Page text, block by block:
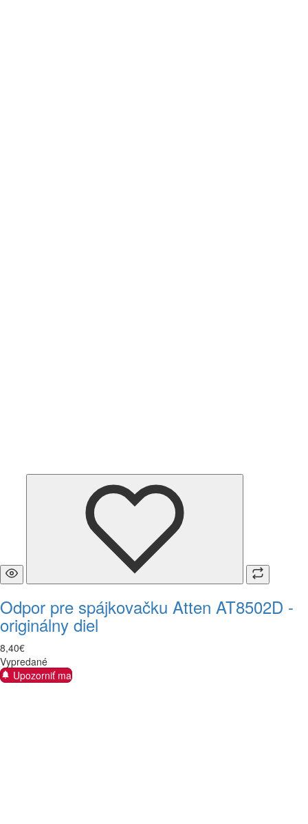
Odpor pre spájkovačku Atten AT8502D -
originálny diel
8,40€
Vypredané
Upozorniť ma